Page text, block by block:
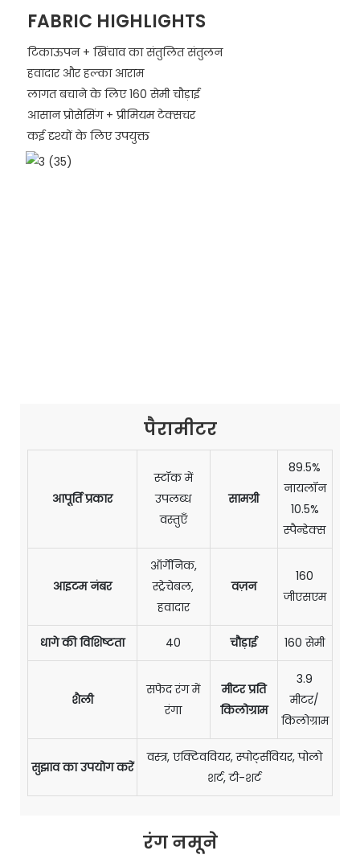
FABRIC HIGHLIGHTS
टिकाऊपन + खिंचाव का संतुलित संतुलन
हवादार और हल्का आराम
लागत बचाने के लिए 160 सेमी चौड़ाई
आसान प्रोसेसिंग + प्रीमियम टेक्सचर
कई दृश्यों के लिए उपयुक्त
पैरामीटर
आपूर्ति प्रकार
स्टॉक में
उपलब्ध
वस्तुएँ
सामग्री
89.5%
नायलॉन
10.5%
स्पैन्डेक्स
आइटम नंबर
ऑर्गेनिक,
स्ट्रेचेबल,
हवादार
वज़न
160
जीएसएम
धागे की विशिष्टता 40 चौड़ाई 160 सेमी
शैली
सफेद रंग में
रंगा
मीटर प्रति
किलोग्राम
3.9
मीटर/
किलोग्राम
सुझाव का उपयोग करें
वस्त्र, एक्टिववियर, स्पोर्ट्सवियर, पोलो
शर्ट, टी-शर्ट
रंग नमूने